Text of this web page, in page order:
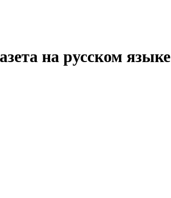
на русском языке